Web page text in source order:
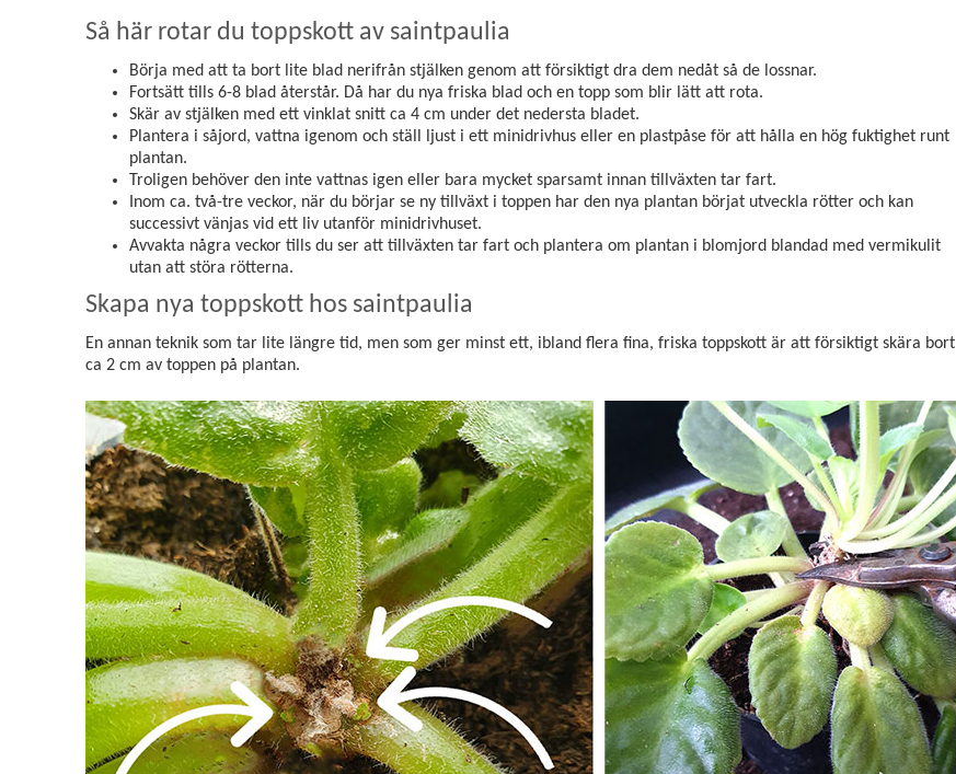
Så här rotar du toppskott av saintpaulia
Börja med att ta bort lite blad nerifrån stjälken genom att försiktigt dra dem nedåt så de lossnar.
Fortsätt tills 6-8 blad återstår. Då har du nya friska blad och en topp som blir lätt att rota.
Skär av stjälken med ett vinklat snitt ca 4 cm under det nedersta bladet.
Plantera i såjord, vattna igenom och ställ ljust i ett minidrivhus eller en plastpåse för att hålla en hög fuktighet runt
plantan.
Troligen behöver den inte vattnas igen eller bara mycket sparsamt innan tillväxten tar fart.
Inom ca. två-tre veckor, när du börjar se ny tillväxt i toppen har den nya plantan börjat utveckla rötter och kan
successivt vänjas vid ett liv utanför minidrivhuset.
Avvakta några veckor tills du ser att tillväxten tar fart och plantera om plantan i blomjord blandad med vermikulit
utan att störa rötterna.
Skapa nya toppskott hos saintpaulia
En annan teknik som tar lite längre tid, men som ger minst ett, ibland flera fina, friska toppskott är att försiktigt skära bort
ca 2 cm av toppen på plantan.